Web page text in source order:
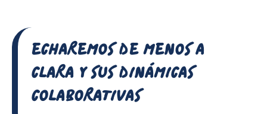
ECHAREMOS DE MENOS A
CLARA Y SUS DINÁMICAS
COLABORATIVAS